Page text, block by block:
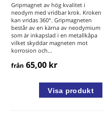
Gripmagnet av hög kvalitet i
neodym med vridbar krok. Kroken
kan vridas 360°. Gripmagneten
består av en kärna av neodymium
som är inkapslad i en metallkåpa
vilket skyddar magneten mot
korrosion och...
från 65,00 kr